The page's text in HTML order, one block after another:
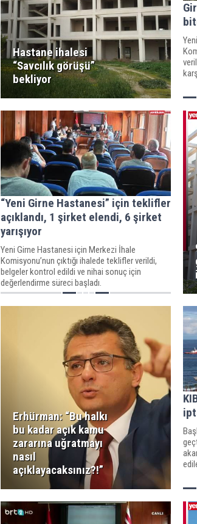
Hastane ihalesi
“Savcılık görüşü”
bekliyor
“Yeni Girne Hastanesi” için teklifler
açıklandı, 1 şirket elendi, 6 şirket
yarışıyor
Yeni Girne Hastanesi için Merkezi İhale
Komisyonu’nun çıktığı ihalede teklifler verildi,
belgeler kontrol edildi ve nihai sonuç için
değerlendirme süreci başladı.
Erhürman: “Bu halkı
bu kadar açık kamu
zararına uğratmayı
nasıl
açıklayacaksınız?!”